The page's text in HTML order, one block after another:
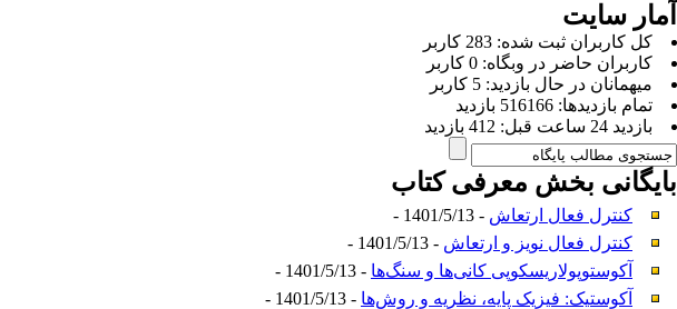
آمار سایت
كل کاربران ثبت شده: 283 کاربر
کاربران حاضر در وبگاه: 0 کاربر
ميهمانان در حال بازديد: 5 کاربر
تمام بازديد‌ها: 516166 بازدید
بازديد 24 ساعت قبل: 412 بازدید
بایگانی بخش معرفی کتاب
کنترل فعال ارتعاش - 1401/5/13 -
کنترل فعال نویز و ارتعاش - 1401/5/13 -
آکوستوپولاریسکوپی کانی‌ها و سنگ‌ها - 1401/5/13 -
آکوستیک: فیزیک پایه، نظریه و روش‌ها - 1401/5/13 -